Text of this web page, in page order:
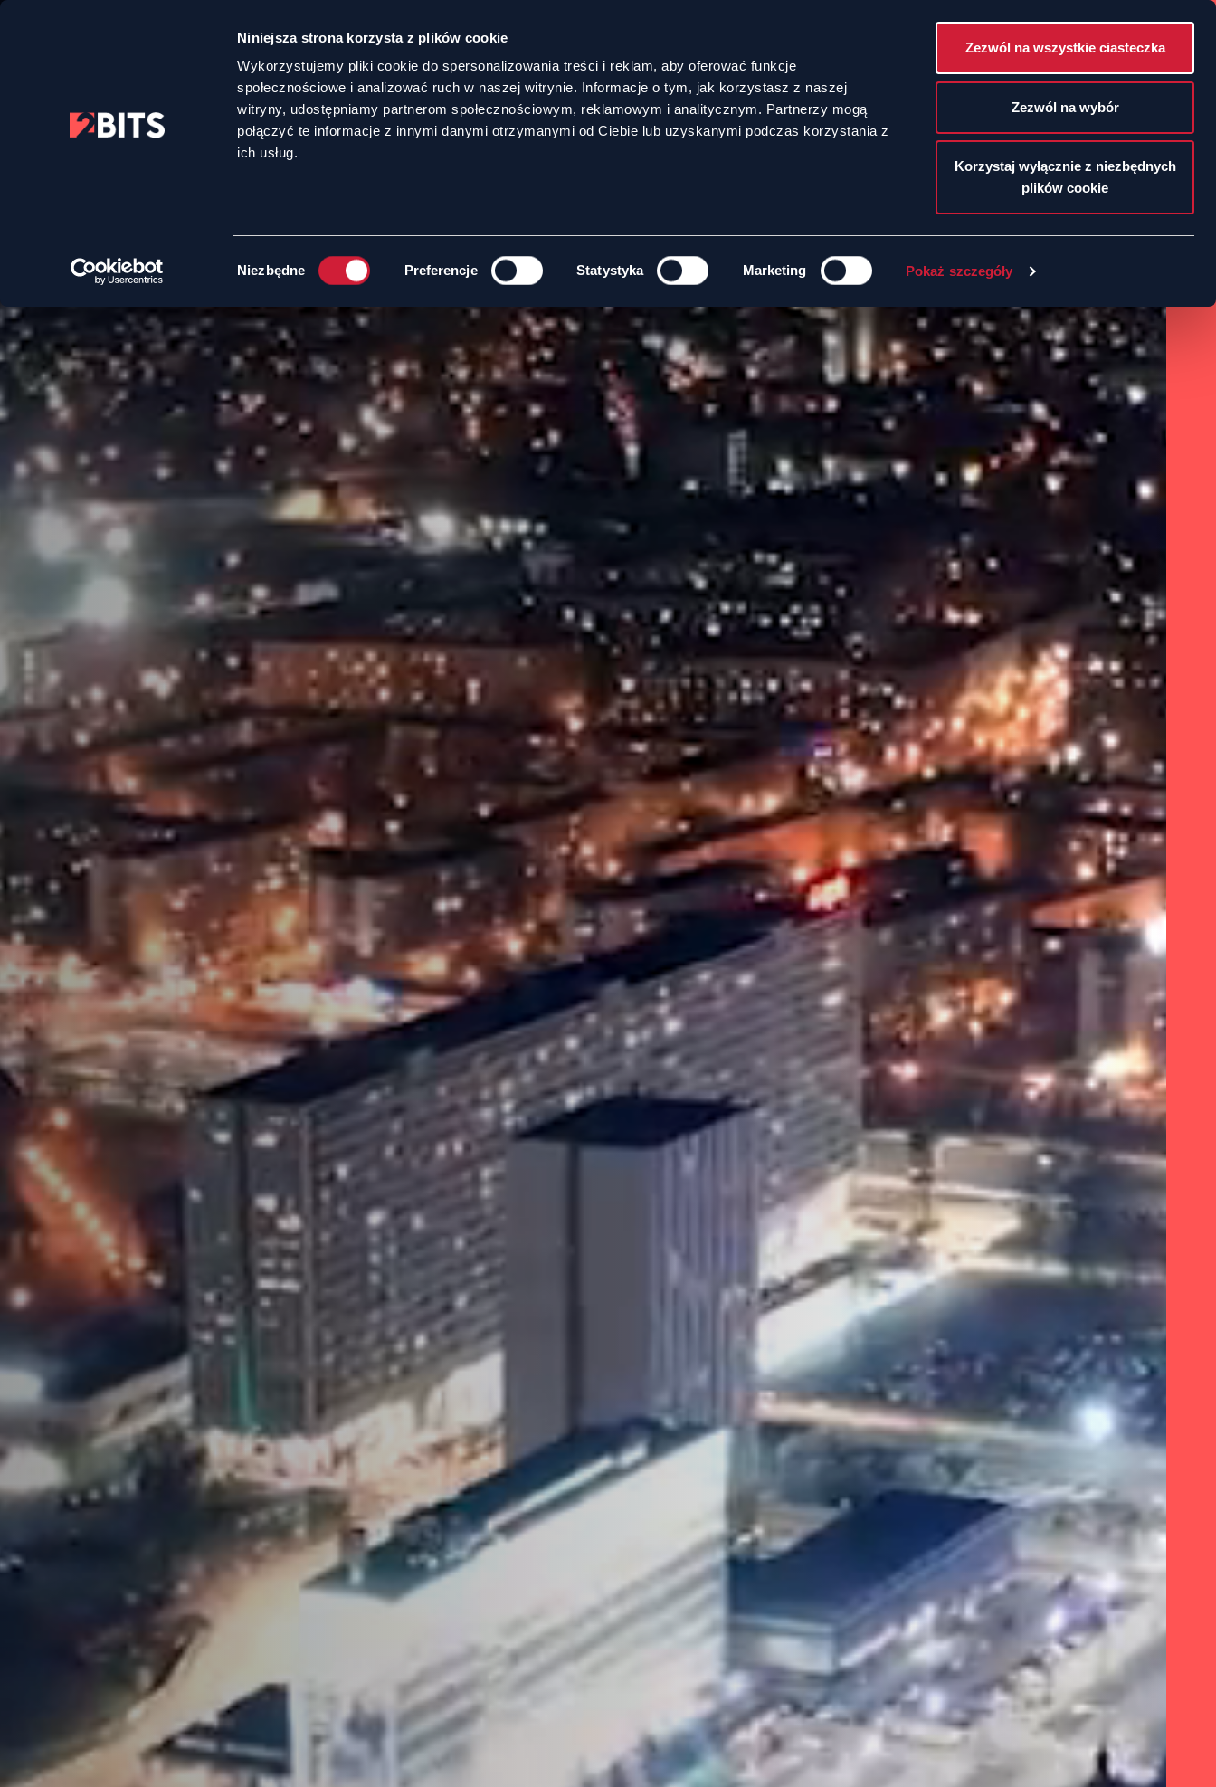
Niniejsza strona korzysta z plików cookie
Wykorzystujemy pliki cookie do spersonalizowania treści i reklam, aby oferować funkcje
społecznościowe i analizować ruch w naszej witrynie. Informacje o tym, jak korzystasz z naszej
witryny, udostępniamy partnerom społecznościowym, reklamowym i analitycznym. Partnerzy mogą
połączyć te informacje z innymi danymi otrzymanymi od Ciebie lub uzyskanymi podczas korzystania z
ich usług.
Niezbędne Preferencje Statystyka Marketing Pokaż szczegóły
Zezwól na wszystkie ciasteczka
Zezwól na wybór
Korzystaj wyłącznie z niezbędnych
plików cookie
POLSKI